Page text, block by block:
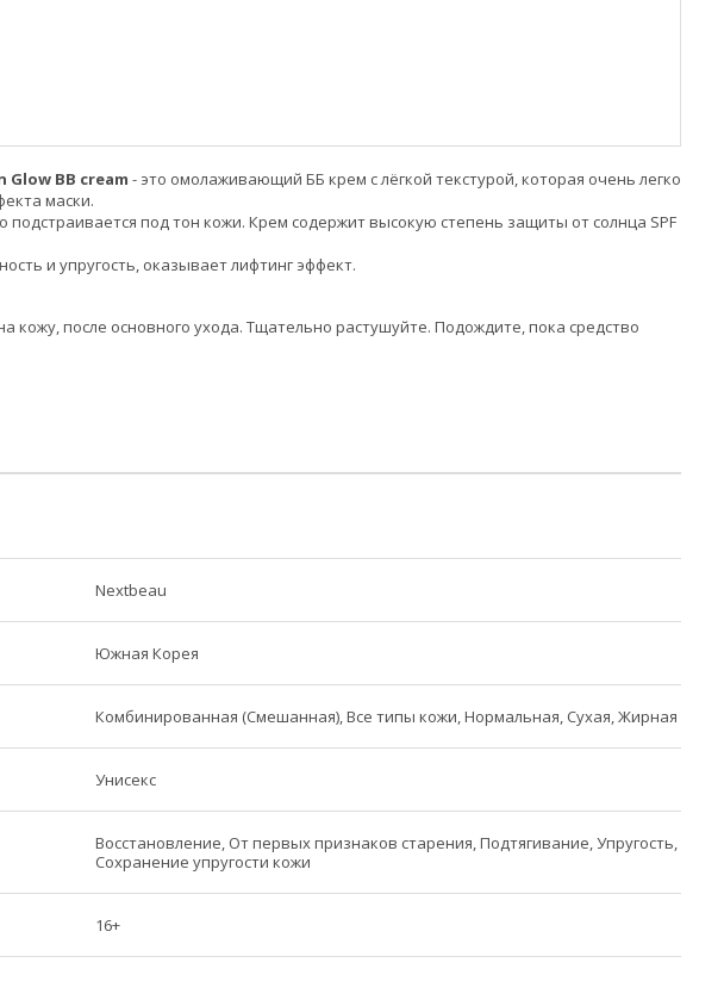
BB cream - это омолаживающий ББ крем с лёгкой текстурой, которая очень легко
маски.
под тон кожи. Крем содержит высокую степень защиты от солнца SPF
и упругость, оказывает лифтинг эффект.
кожу, после основного ухода. Тщательно растушуйте. Подождите, пока средство
Nextbeau
Южная Корея
Комбинированная (Смешанная), Все типы кожи, Нормальная, Сухая, Жирная
Унисекс
Восстановление, От первых признаков старения, Подтягивание, Упругость,
Сохранение упругости кожи
16+